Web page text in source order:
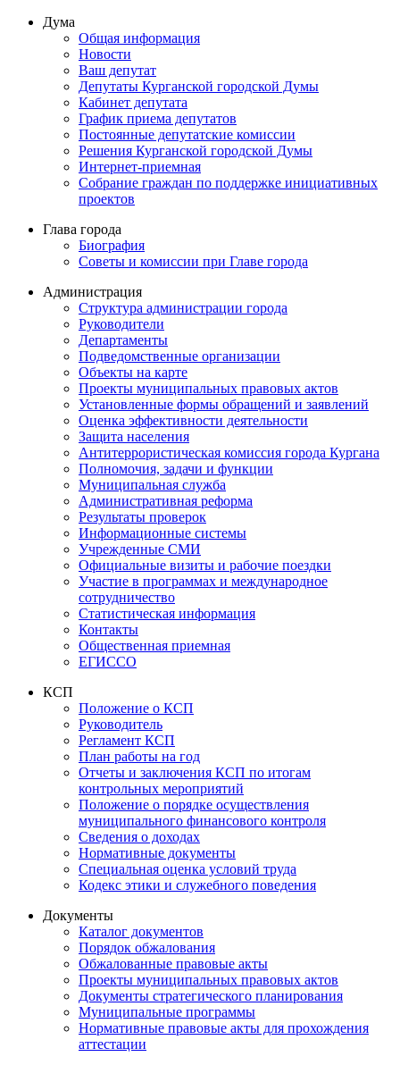
Дума
Общая информация
Новости
Ваш депутат
Депутаты Курганской городской Думы
Кабинет депутата
График приема депутатов
Постоянные депутатские комиссии
Решения Курганской городской Думы
Интернет-приемная
Собрание граждан по поддержке инициативных
проектов
Глава города
Биография
Советы и комиссии при Главе города
Администрация
Структура администрации города
Руководители
Департаменты
Подведомственные организации
Объекты на карте
Проекты муниципальных правовых актов
Установленные формы обращений и заявлений
Оценка эффективности деятельности
Защита населения
Антитеррористическая комиссия города Кургана
Полномочия, задачи и функции
Муниципальная служба
Административная реформа
Результаты проверок
Информационные системы
Учрежденные СМИ
Официальные визиты и рабочие поездки
Участие в программах и международное
сотрудничество
Статистическая информация
Контакты
Общественная приемная
ЕГИССО
КСП
Положение о КСП
Руководитель
Регламент КСП
План работы на год
Отчеты и заключения КСП по итогам
контрольных мероприятий
Положение о порядке осуществления
муниципального финансового контроля
Сведения о доходах
Нормативные документы
Специальная оценка условий труда
Кодекс этики и служебного поведения
Документы
Каталог документов
Порядок обжалования
Обжалованные правовые акты
Проекты муниципальных правовых актов
Документы стратегического планирования
Муниципальные программы
Нормативные правовые акты для прохождения
аттестации